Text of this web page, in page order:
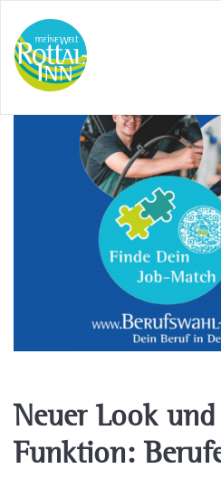
Neuer Look
Funktion: